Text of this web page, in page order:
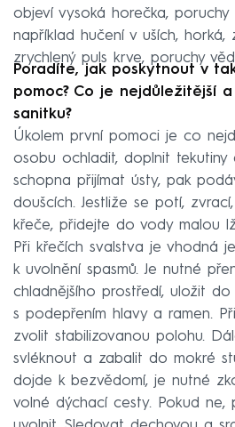
objeví vysoká horečka, poruchy
například hučení v uších, horká,
zrychlený puls krve, poruchy
Poradíte, jak poskytnout v
pomoc? Co je nejdůležitější
sanitku?
Úkolem první pomoci je co
osobu ochladit, doplnit tekutiny
schopna přijímat ústy, pak
doušcích. Jestliže se potí,
křeče, přidejte do vody malou
Při křečích svalstva je vhodná
k uvolnění spasmů. Je nutné
chladnějšího prostředí, uložit
s podepřením hlavy a ramen.
zvolit stabilizovanou polohu.
svléknout a zabalit do mokré
dojde k bezvědomí, je nutné
volné dýchací cesty. Pokud ne,